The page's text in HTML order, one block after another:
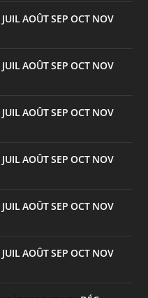
JUILAOÛTSEP OCT NOV
JUILAOÛTSEP OCT NOV
JUILAOÛTSEP OCT NOV
JUILAOÛTSEP OCT NOV
JUILAOÛTSEP OCT NOV
JUILAOÛTSEP OCT NOV